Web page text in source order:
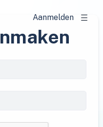
Aanmelden